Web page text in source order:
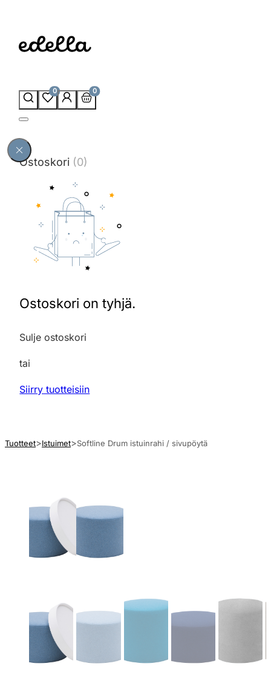
0 0
Ostoskori (0)
Ostoskori on tyhjä.
Sulje ostoskori
tai
Siirry tuotteisiin
Tuotteet Istuimet Softline Drum istuinrahi / sivupöytä